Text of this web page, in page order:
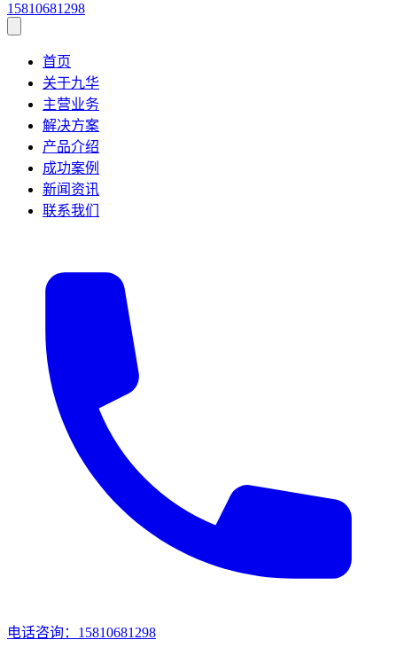
15810681298
首页
关于九华
主营业务
解决方案
产品介绍
成功案例
新闻资讯
联系我们
电话咨询：15810681298